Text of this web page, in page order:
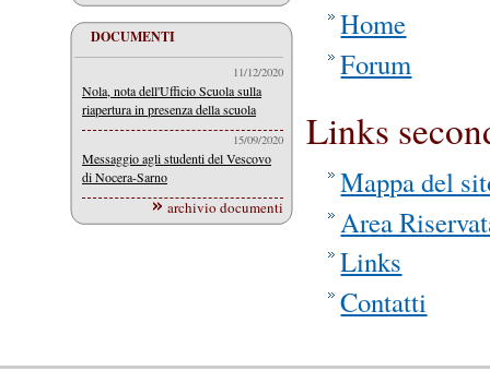
DOCUMENTI
11/12/2020
Nola, nota dell'Ufficio Scuola sulla
riapertura in presenza della scuola
15/09/2020
Messaggio agli studenti del Vescovo
di Nocera-Sarno
archivio documenti
Home
Forum
Links
Mappa del
Area
Links
Contatti